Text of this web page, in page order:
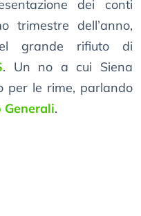
dei conti
trimestre dell’anno,
grande rifiuto di
. Un no a cui Siena
per le rime, parlando
Generali.